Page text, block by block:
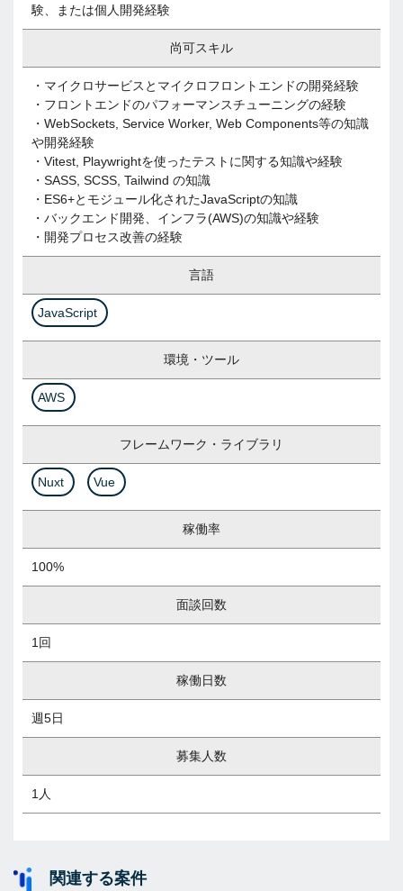
験、または個人開発経験
尚可スキル
・マイクロサービスとマイクロフロントエンドの開発経験
・フロントエンドのパフォーマンスチューニングの経験
・WebSockets, Service Worker, Web Components等の知識
や開発経験
・Vitest, Playwrightを使ったテストに関する知識や経験
・SASS, SCSS, Tailwind の知識
・ES6+とモジュール化されたJavaScriptの知識
・バックエンド開発、インフラ(AWS)の知識や経験
・開発プロセス改善の経験
言語
JavaScript
環境・ツール
AWS
フレームワーク・ライブラリ
Nuxt Vue
稼働率
100%
面談回数
1回
稼働日数
週5日
募集人数
1人
関連する案件